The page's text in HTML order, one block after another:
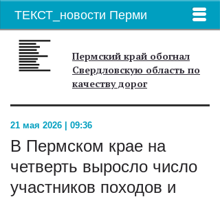
ТЕКСТ_новости Перми
Пермский край обогнал
Свердловскую область по
качеству дорог
21 мая 2026 | 09:36
В Пермском крае на
четверть выросло число
участников походов и